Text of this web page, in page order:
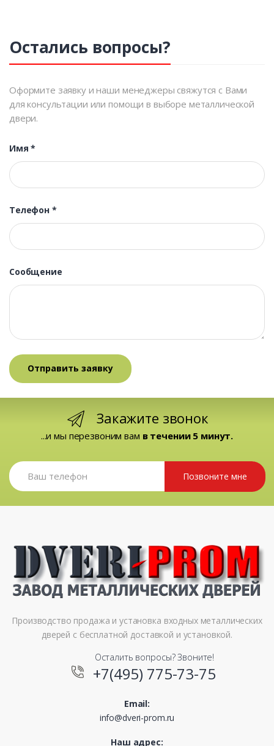
Остались вопросы?
Оформите заявку и наши менеджеры свяжутся с Вами
для консультации или помощи в выборе металлической
двери.
Имя*
Телефон *
Сообщение
Закажите звонок
...и мы перезвоним вам в течении 5 минут.
Позвоните мне
Производство продажа и установка входных металлических
дверей с бесплатной доставкой и установкой.
Осталить вопросы? Звоните!
+7(495) 775-73-75
Email:
info@dveri-prom.ru
Наш адрес: